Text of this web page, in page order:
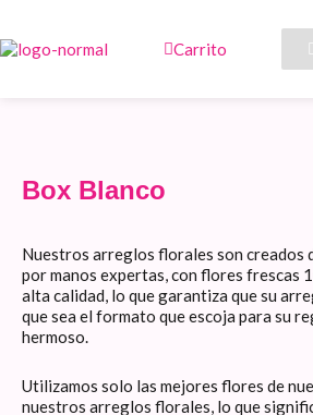
contenido
Carrito
Box Blanco
Nuestros arreglos florales son creados
por manos expertas, con flores frescas
alta calidad, lo que garantiza que su
que sea el formato que escoja para su
hermoso.
Utilizamos solo las mejores flores de
nuestros arreglos florales, lo que